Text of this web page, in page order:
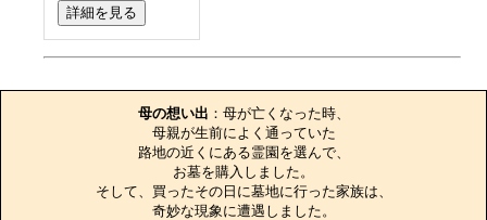
詳細を見る
母の想い出 ：母が亡くなった時、
母親が生前によく通っていた
路地の近くにある霊園を選んで、
お墓を購入しました。
そして、買ったその日に墓地に行った家族は、
奇妙な現象に遭遇しました。